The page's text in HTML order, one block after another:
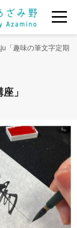
「趣味の筆文字定期
」